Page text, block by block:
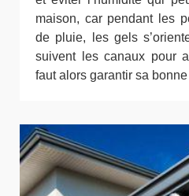
maison, car pendant les
de pluie, les gels
suivent les canaux pour
faut alors garantir sa